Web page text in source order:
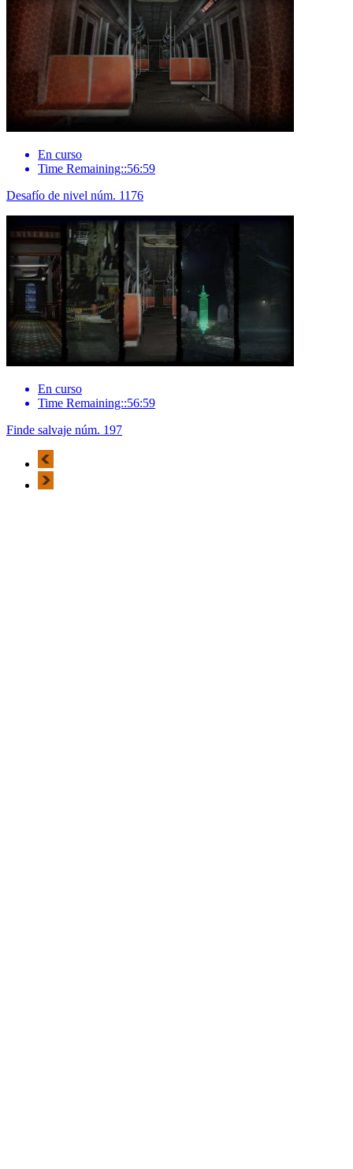
En curso
Time Remaining::56:59
Desafío de nivel núm. 1176
En curso
Time Remaining::56:59
Finde salvaje núm. 197